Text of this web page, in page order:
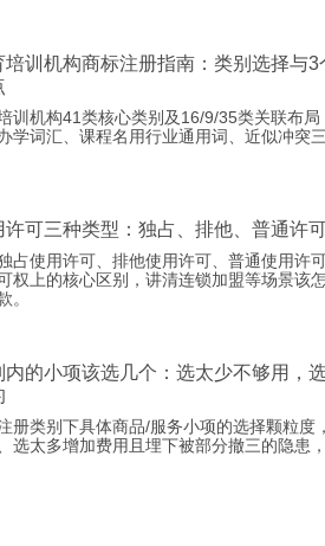
培训机构商标注册指南：类别选择与3
训机构41类核心类别及16/9/35类关联布局
学词汇、课程名用行业通用词、近似冲突
许可三种类型：独占、排他、普通许
占使用许可、排他使用许可、普通使用许
权上的核心区别，讲清连锁加盟等场景该
。
内的小项该选几个：选太少不够用，
册类别下具体商品/服务小项的选择颗粒度
选太多增加费用且埋下被部分撤三的隐患